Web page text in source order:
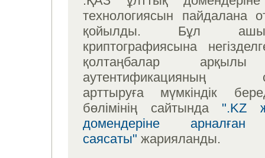
технологиясын пайдалана
қойылды. Бұл
криптографиясына
қолтаңбалар
аутентификацияның
арттыруға мүмкіндік
бөлімінің сайтында ".KZ
домендеріне арналған
саясаты" жарияланды.